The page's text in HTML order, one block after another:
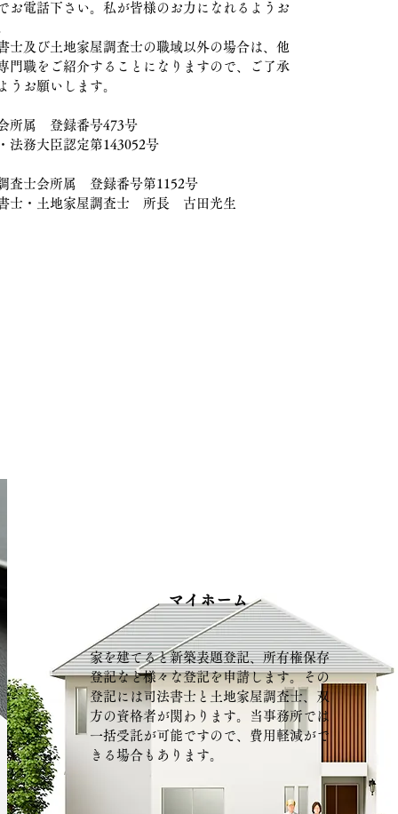
お電話下さい。私が皆様のお力になれるようお
及び土地家屋調査士の職域以外の場合は、他
門職をご紹介することになりますので、ご了承
うお願いします。
所属 登録番号473号
法務大臣認定第143052号
査士会所属 登録番号第1152号
士・土地家屋調査士 所長 古田光生
マイホーム
家を建てると新築表題登記、所有権保存
登記など様々な登記を申請します。その
登記には司法書士と土地家屋調査士、双
方の資格者が関わります。当事務所では
一括受託が可能ですので、費用軽減がで
きる場合もあります。